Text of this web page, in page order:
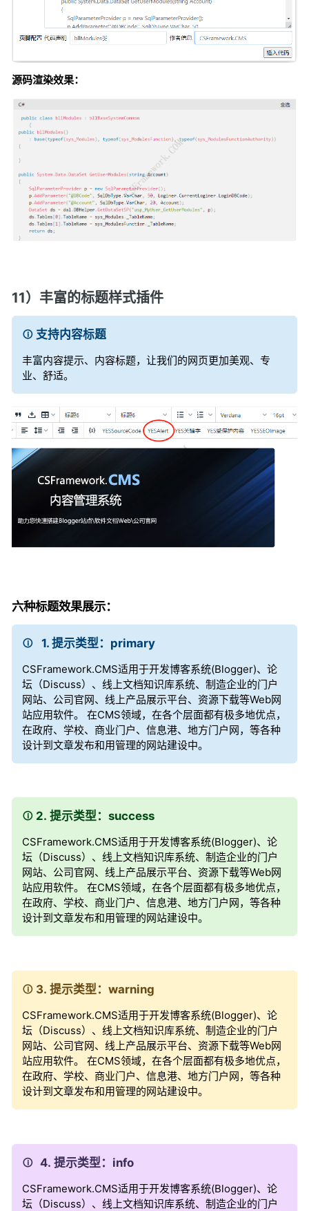
源码渲染效果：
11）丰富的标题样式插件
支持内容标题
丰富内容提示、内容标题，让我们的网页更加美观、专
业、舒适。
六种标题效果展示：
1. 提示类型：primary
CSFramework.CMS适用于开发博客系统(Blogger)、论
坛（Discuss）、线上文档知识库系统、制造企业的门户
网站、公司官网、线上产品展示平台、资源下载等Web网
站应用软件。 在CMS领域，在各个层面都有极多地优点，
在政府、学校、商业门户、信息港、地方门户网，等各种
设计到文章发布和用管理的网站建设中。
2. 提示类型：success
CSFramework.CMS适用于开发博客系统(Blogger)、论
坛（Discuss）、线上文档知识库系统、制造企业的门户
网站、公司官网、线上产品展示平台、资源下载等Web网
站应用软件。 在CMS领域，在各个层面都有极多地优点，
在政府、学校、商业门户、信息港、地方门户网，等各种
设计到文章发布和用管理的网站建设中。
3. 提示类型：warning
CSFramework.CMS适用于开发博客系统(Blogger)、论
坛（Discuss）、线上文档知识库系统、制造企业的门户
网站、公司官网、线上产品展示平台、资源下载等Web网
站应用软件。 在CMS领域，在各个层面都有极多地优点，
在政府、学校、商业门户、信息港、地方门户网，等各种
设计到文章发布和用管理的网站建设中。
4. 提示类型：info
CSFramework.CMS适用于开发博客系统(Blogger)、论
坛（Discuss）、线上文档知识库系统、制造企业的门户